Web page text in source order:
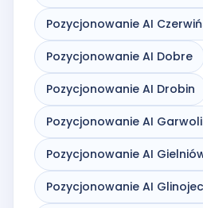
Pozycjonowanie AI
Pozycjonowanie AI Dobre
Pozycjonowanie AI Drobin
Pozycjonowanie AI
Pozycjonowanie AI
Pozycjonowanie AI